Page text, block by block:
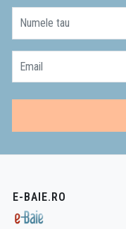
Numele tau
Email
E-BAIE.RO